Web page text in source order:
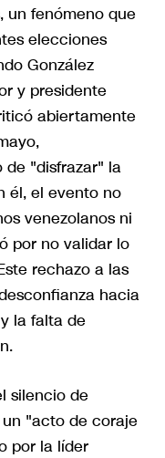
un fenómeno que
elecciones
González
y presidente
abiertamente
"disfrazar" la
él, el evento no
venezolanos ni
por no validar lo
rechazo a las
hacia
la falta de
silencio de
"acto de coraje
por la líder